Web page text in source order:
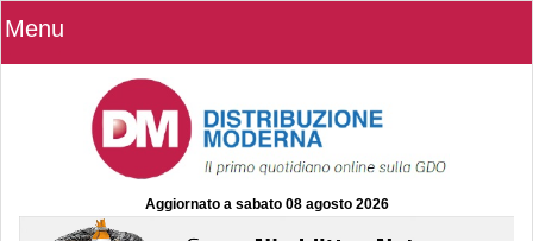
Menu
Aggiornato a sabato 08 agosto 2026